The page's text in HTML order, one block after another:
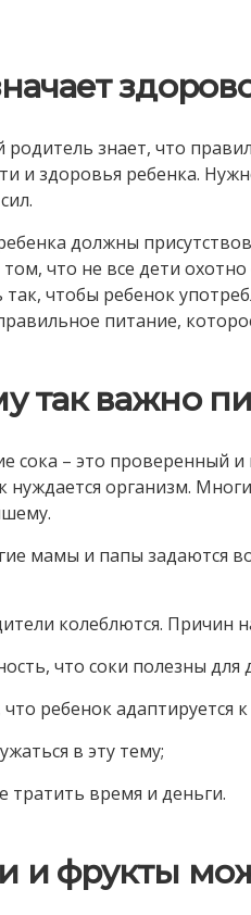
родитель знает, что
и здоровья ребенка.
должны
что не все дети охотно
так, чтобы ребенок
питание,
так важно
сока – это проверенный
нуждается организм.
мамы и папы задаются
колеблются. Причин
что соки полезны для
ребенок адаптируется
в эту тему;
тратить время и деньги.
и фрукты